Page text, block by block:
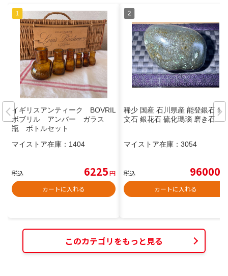
イギリスアンティーク BOVRIL
ボブリル アンバー ガラス
瓶 ボトルセット
マイストア在庫： 1404
税込 6225円
カートに入れる
稀少 国産 石川県産 能登銀石 銀
文石 銀花石 硫化瑪瑙 磨き石
マイストア在庫： 3054
税込 96000
カートに入れる
このカテゴリをもっと見る